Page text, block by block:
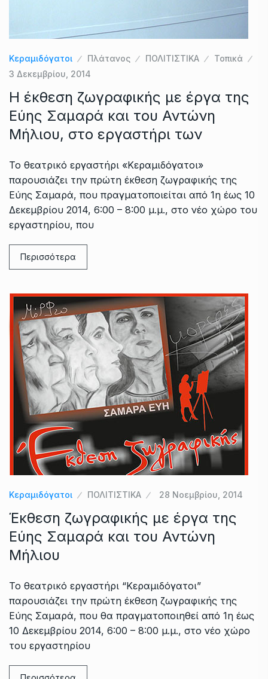
Κεραμιδόγατοι Πλάτανος ΠΟΛΙΤΙΣΤΙΚΑ
Τοπικά
3 Δεκεμβρίου, 2014
Η έκθεση ζωγραφικής με έργα της
Εύης Σαμαρά και του Αντώνη
Μήλιου, στο εργαστήρι των
Το θεατρικό εργαστήρι «Κεραμιδόγατοι»
παρουσιάζει την πρώτη έκθεση ζωγραφικής της
Εύης Σαμαρά, που πραγματοποιείται από 1η έως 10
Δεκεμβρίου 2014, 6:00 – 8:00 μ.μ., στο νέο χώρο του
εργαστηρίου, που
Περισσότερα
Κεραμιδόγατοι ΠΟΛΙΤΙΣΤΙΚΑ 28 Νοεμβρίου, 2014
Έκθεση ζωγραφικής με έργα της
Εύης Σαμαρά και του Αντώνη
Μήλιου
Το θεατρικό εργαστήρι “Κεραμιδόγατοι”
παρουσιάζει την πρώτη έκθεση ζωγραφικής της
Εύης Σαμαρά, που θα πραγματοποιηθεί από 1η έως
10 Δεκεμβρίου 2014, 6:00 – 8:00 μ.μ., στο νέο χώρο
του εργαστηρίου